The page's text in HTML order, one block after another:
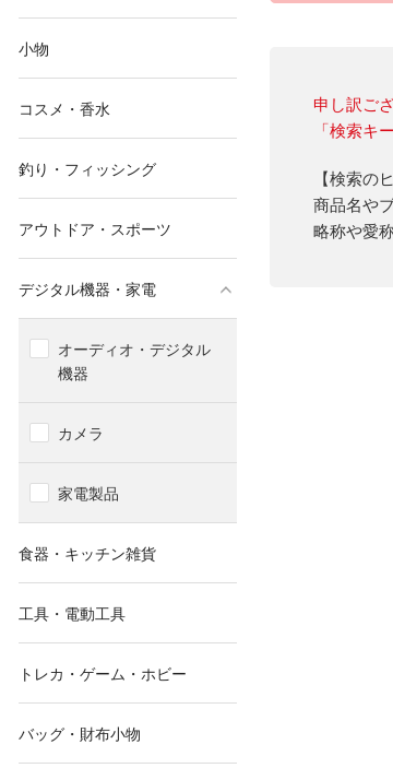
小物
コスメ・香水
釣り・フィッシング
アウトドア・スポーツ
デジタル機器・家電
オーディオ・デジタル
機器
カメラ
家電製品
食器・キッチン雑貨
工具・電動工具
トレカ・ゲーム・ホビー
バッグ・財布小物
申し訳ご
「検索キ
【検索の
商品名や
略称や愛